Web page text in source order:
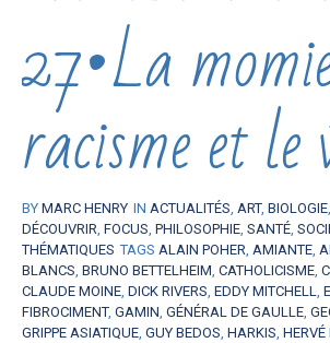
27•La
racisme et
BY MARC HENRY IN ACTUALITÉS, ART, BIOLOGIE,
DÉCOUVRIR, FOCUS, PHILOSOPHIE, SANTÉ,
THÉMATIQUES TAGS ALAIN POHER, AMIANTE,
BLANCS, BRUNO BETTELHEIM, CATHOLICISME,
CLAUDE MOINE, DICK RIVERS, EDDY MITCHELL,
FIBROCIMENT, GAMIN, GÉNÉRAL DE GAULLE,
GRIPPE ASIATIQUE, GUY BEDOS, HARKIS, HERVÉ